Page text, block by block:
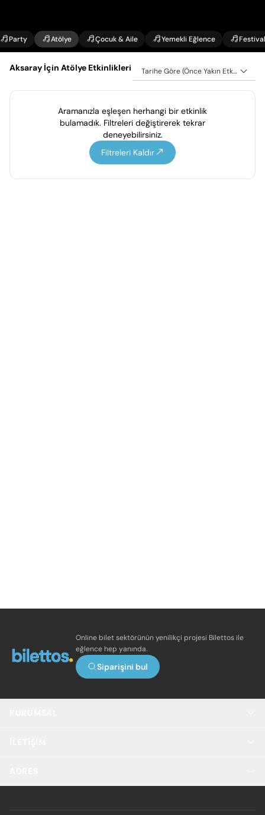
Party Atölye Çocuk & Aile Yemekli Eğlence Festival
Aksaray İçin Atölye Etkinlikleri Tarihe Göre (Önce Yakın Etkinlikler)
Aramanızla eşleşen herhangi bir etkinlik
bulamadık. Filtreleri değiştirerek tekrar
deneyebilirsiniz.
Filtreleri Kaldır
Online bilet sektörünün yenilikçi projesi Bilettos ile
eğlence hep yanında.
Siparişini bul